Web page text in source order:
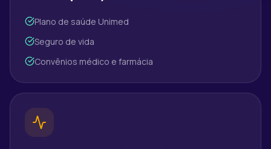
Plano de saúde Unimed
Seguro de vida
Convênios médico e farmácia